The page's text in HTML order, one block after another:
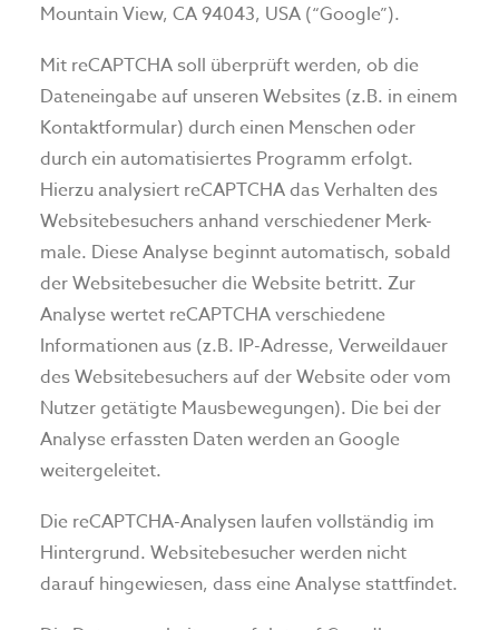
Mountain View, CA 94043, USA (“Google”).
Mit reCAPTCHA soll überprüft werden, ob die
Dateneingabe auf unseren Websites (z.B. in einem
Kontaktformular) durch einen Menschen oder
durch ein automatisiertes Programm erfolgt.
Hierzu analysiert reCAPTCHA das Verhalten des
Websitebesuchers anhand verschiedener Merk-
male. Diese Analyse beginnt automatisch, sobald
der Websitebesucher die Website betritt. Zur
Analyse wertet reCAPTCHA verschiedene
Informationen aus (z.B. IP-Adresse, Verweildauer
des Websitebesuchers auf der Website oder vom
Nutzer getätigte Mausbewegungen). Die bei der
Analyse erfassten Daten werden an Google
weitergeleitet.
Die reCAPTCHA-Analysen laufen vollständig im
Hintergrund. Websitebesucher werden nicht
darauf hingewiesen, dass eine Analyse stattfindet.